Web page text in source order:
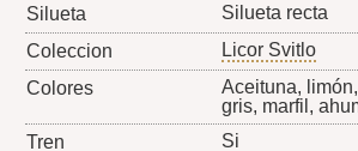
Silueta
Silueta recta
Coleccion
Licor Svitlo
Colores
Aceituna,
gris, marfil,
Tren
Si